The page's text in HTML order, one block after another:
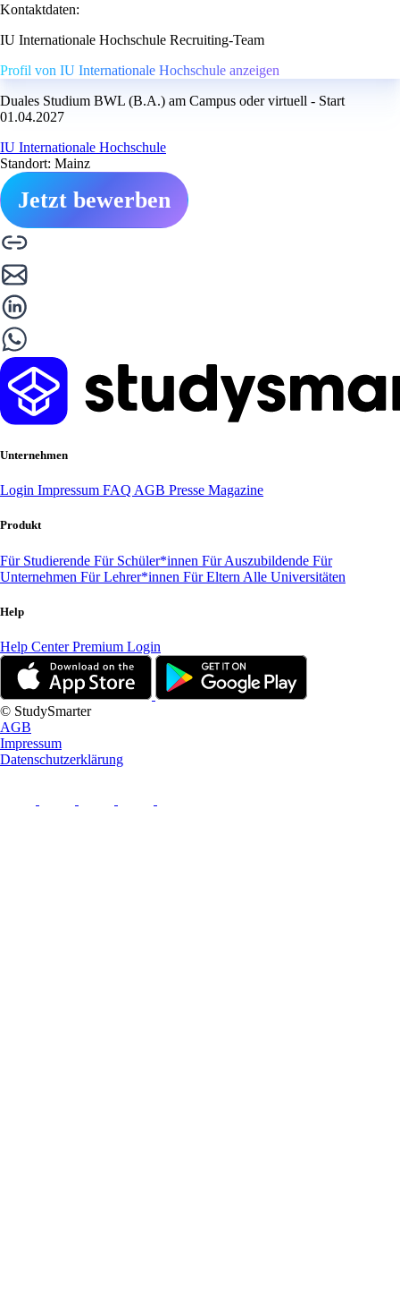
Kontaktdaten:
IU Internationale Hochschule Recruiting-Team
Profil von IU Internationale Hochschule anzeigen
Duales Studium BWL (B.A.) am Campus oder virtuell - Start
01.04.2027
IU Internationale Hochschule
Standort: Mainz
Jetzt bewerben
Unternehmen
Login Impressum FAQ AGB Presse Magazine
Produkt
Für Studierende Für Schüler*innen Für Auszubildende Für
Unternehmen Für Lehrer*innen Für Eltern Alle Universitäten
Help
Help CenterPremium Login
© StudySmarter
AGB
Impressum
Datenschutzerklärung